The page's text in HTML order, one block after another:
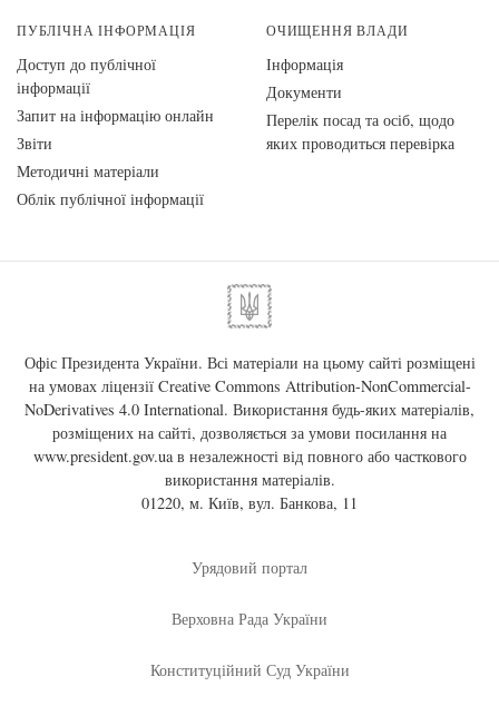
ПУБЛІЧНА ІНФОРМАЦІЯ
Доступ до публічної
інформації
Запит на інформацію онлайн
Звіти
Методичні матеріали
Облік публічної інформації
ОЧИЩЕННЯ ВЛАДИ
Інформація
Документи
Перелік посад та осіб, щодо
яких проводиться перевірка
Офіс Президента України. Всі матеріали на цьому сайті розміщені
на умовах ліцензії Creative Commons Attribution-NonCommercial-
NoDerivatives 4.0 International. Використання будь-яких матеріалів,
розміщених на сайті, дозволяється за умови посилання на
www.president.gov.uaв незалежності від повного або часткового
використання матеріалів.
01220, м. Київ, вул. Банкова, 11
Урядовий портал
Верховна Рада України
Конституційний Суд України